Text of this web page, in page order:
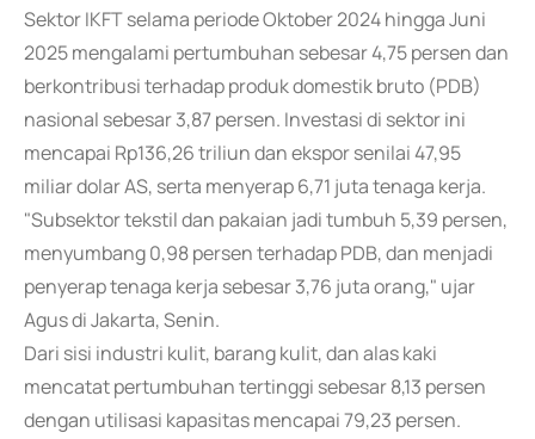
Sektor IKFT selama periode Oktober 2024 hingga Juni
2025 mengalami pertumbuhan sebesar 4,75 persen dan
berkontribusi terhadap produk domestik bruto (PDB)
nasional sebesar 3,87 persen. Investasi di sektor ini
mencapai Rp136,26 triliun dan ekspor senilai 47,95
miliar dolar AS, serta menyerap 6,71 juta tenaga kerja.
"Subsektor tekstil dan pakaian jadi tumbuh 5,39 persen,
menyumbang 0,98 persen terhadap PDB, dan menjadi
penyerap tenaga kerja sebesar 3,76 juta orang," ujar
Agus di Jakarta, Senin.
Dari sisi industri kulit, barang kulit, dan alas kaki
mencatat pertumbuhan tertinggi sebesar 8,13 persen
dengan utilisasi kapasitas mencapai 79,23 persen.